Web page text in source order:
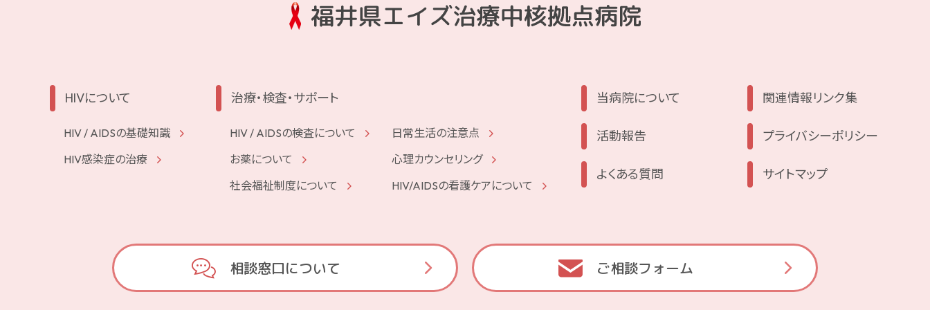
HIVについて
HIV / AIDSの基礎知識
HIV感染症の治療
治療・検査・サポート
HIV / AIDSの検査について
⽇常⽣活の注意点
お薬について
⼼理カウンセリング
社会福祉制度について
HIV/AIDSの看護ケアについて
当病院について
活動報告
よくある質問
関連情報リンク集
プライバシーポリシー
サイトマップ
相談窓口について ご相談フォーム